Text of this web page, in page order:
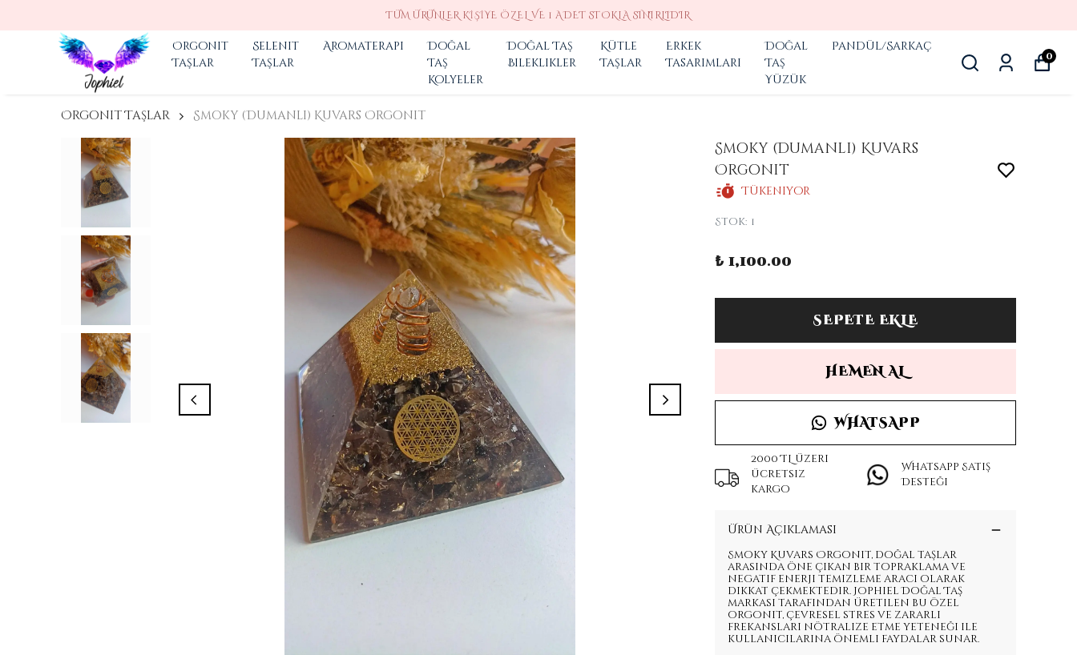
TÜM ÜRÜNLER KIŞIYE ÖZEL VE 1 ADET STOKLA SINIRLIDIR
Orgonit
Taşlar
Selenit
Taşlar
Aromaterapi
Doğal
Taş
Kolyeler
Doğal Taş
Bileklikler
Kütle
Taşlar
Erkek
Tasarımları
Doğal
Taş
Yüzük
Pandül/Sarkaç
0
Orgonit Taşlar Smoky (Dumanlı) Kuvars Orgonit
Smoky (Dumanlı) Kuvars
Orgonit
Tükeniyor
Stok: 1
₺ 1,100.00
SEPETE EKLE
HEMEN AL
WHATSAPP
2000 TL üzeri
ücretsiz
kargo
Whatsapp Satış
Desteği
Ürün Açıklaması
Smoky Kuvars Orgonit, doğal taşlar
arasında öne çıkan bir topraklama ve
negatif enerji temizleme aracı olarak
dikkat çekmektedir. Jophiel Doğal Taş
markası tarafından üretilen bu özel
orgonit, çevresel stres ve zararlı
frekansları nötralize etme yeteneği ile
kullanıcılarına önemli faydalar sunar.